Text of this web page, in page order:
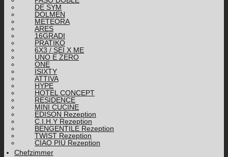
DE SYM
DOLMEN
METEORA
ARES
16GRADI
PRATIKO
6X3 / SEI X ME
UNO E ZERO
ONE
ISIXTY
ATTIVA
HYPE
HOTEL CONCEPT
RESIDENCE
MINI CUCINE
EDISON Rezeption
C.I.H.Y Rezeption
BENGENTILE Rezeption
TWIST Rezeption
CIAO PIÙ Rezeption
Chefzimmer